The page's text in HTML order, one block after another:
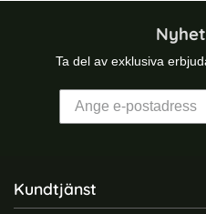
16 Pro Fodral Rhombus Läder
Ta del av exklusiva
Sidfot Blandad info
Kundtjänst